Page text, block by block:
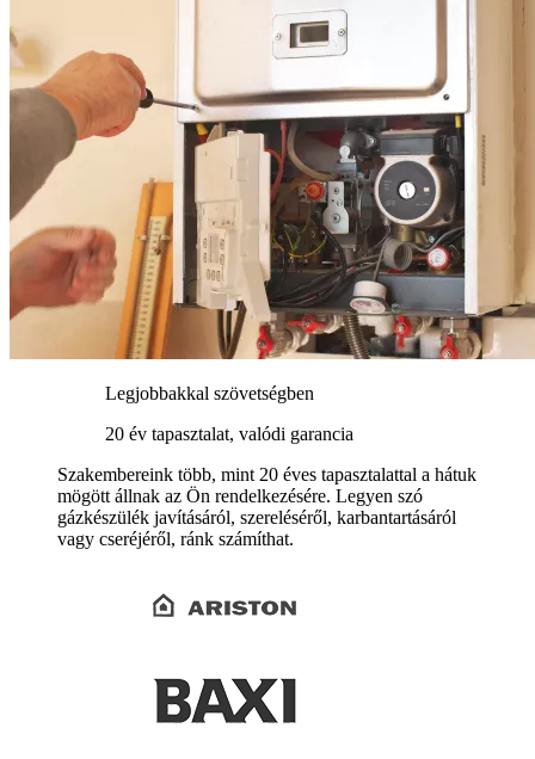
Legjobbakkal szövetségben
20 év tapasztalat, valódi garancia
Szakembereink több, mint 20 éves tapasztalattal a hátuk
mögött állnak az Ön rendelkezésére. Legyen szó
gázkészülék javításáról, szereléséről, karbantartásáról
vagy cseréjéről, ránk számíthat.